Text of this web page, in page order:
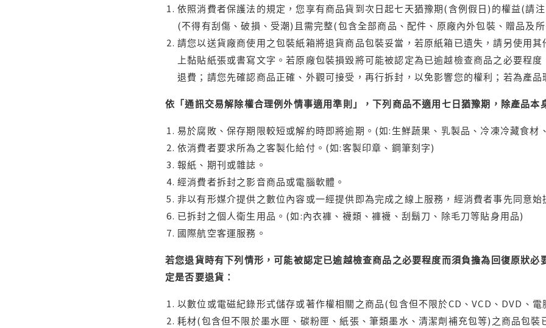
依照消費者保護法的規定，您享有商品貨到次日起七天猶豫期(含例假日)的權益(請
(不得有刮傷、破損、受潮)且需完整(包含全部商品、配件、原廠內外包裝、贈品及
請您以送貨廠商使用之包裝紙箱將退貨商品包裝妥當，若原紙箱已遺失，請另使用
上黏貼紙張或書寫文字。若原廠包裝損毀將可能被認定為已逾越檢查商品之必要程
退費；請您先確認商品正確、外觀可接受，再行拆封，以免影響您的權利；若為產
依「通訊交易解除權合理例外情事適用準則」，下列商品不適用七日猶豫期，除產品本
易於腐敗、保存期限較短或解約時即將逾期。(如:生鮮蔬果、乳製品、冷凍冷藏食材
依消費者要求所為之客製化給付。(如:客製印章、鋼筆刻字)
報紙、期刊或雜誌。
經消費者拆封之影音商品或電腦軟體。
非以有形媒介提供之數位內容或一經提供即為完成之線上服務，經消費者事先同意
已拆封之個人衛生用品。(如:內衣褲、襪類、褲襪、刮鬍刀、除毛刀等貼身用品)
國際航空客運服務。
若您退貨時有下列情形，可能被認定已逾越檢查商品之必要程度而須負擔為回復原狀
定是否要退貨：
以數位或電磁紀錄形式儲存或著作權相關之商品(包含但不限於CD、VCD、DVD、
耗材(包含但不限於墨水匣、碳粉匣、紙張、筆類墨水、清潔劑補充包等)之商品包